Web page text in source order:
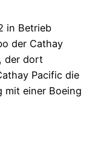
in Betrieb
der Cathay
der dort
Pacific die
mit einer Boeing